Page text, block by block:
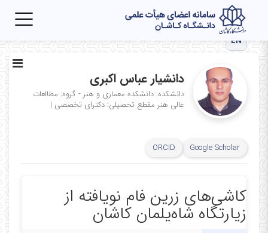
EN
دانشیار عباس اکبری
دانشکده: دانشکده معماری و هنر - گروه: مطالعات
عالی هنر مقطع تحصیلی: دکترای تخصصی |
Google Scholar
ORCID
کاشی‌های زرین فام نویافته از
زیارتگاه شاه‌یلمان کاشان